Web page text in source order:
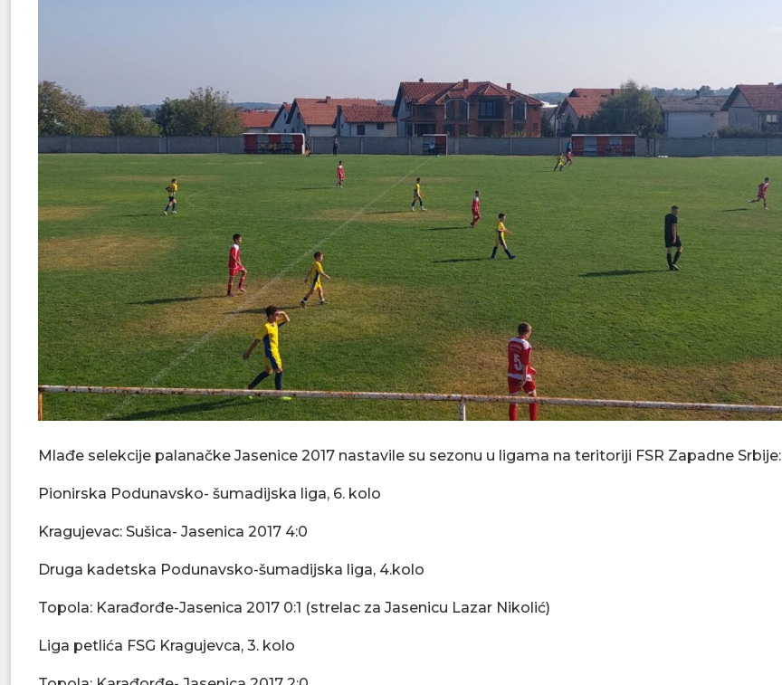
Mlađe selekcije palanačke Jasenice 2017 nastavile su sezonu u ligama na teritoriji FSR Zapadne Srbije:
Pionirska Podunavsko- šumadijska liga, 6. kolo
Kragujevac: Sušica- Jasenica 2017 4:0
Druga kadetska Podunavsko-šumadijska liga, 4.kolo
Topola: Karađorđe-Jasenica 2017 0:1 (strelac za Jasenicu Lazar Nikolić)
Liga petlića FSG Kragujevca, 3. kolo